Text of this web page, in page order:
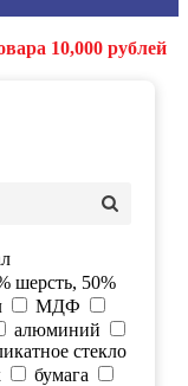
10,000 рублей
шерсть, 50%
МДФ
алюминий
стекло
бумага